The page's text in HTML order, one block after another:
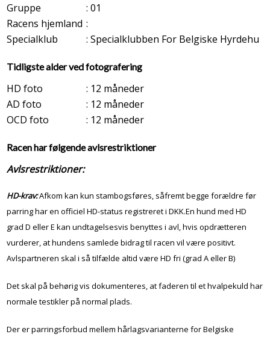
Gruppe
: 01
Racens hjemland :
Specialklub
: Specialklubben For Belgiske Hyrdehu
Tidligste alder ved fotografering
HD foto
: 12 måneder
AD foto
: 12 måneder
OCD foto
: 12 måneder
Racen har følgende avlsrestriktioner
Avlsrestriktioner:
HD-krav:Afkom kan kun stambogsføres, såfremt begge forældre før
parring har en officiel HD-status registreret i DKK.En hund med HD
grad D eller E kan undtagelsesvis benyttes i avl, hvis opdrætteren
vurderer, at hundens samlede bidrag til racen vil være positivt.
Avlspartneren skal i så tilfælde altid være HD fri (grad A eller B)
Det skal på behørig vis dokumenteres, at faderen til et hvalpekuld har
normale testikler på normal plads.
Der er parringsforbud mellem hårlagsvarianterne for Belgiske